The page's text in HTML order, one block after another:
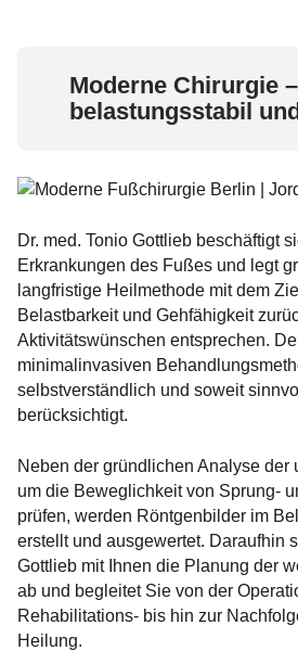
Moderne Chirurgie –
belastungsstabil
Dr. med. Tonio Gottlieb beschäftigt
Erkrankungen des Fußes und legt
langfristige Heilmethode mit dem
Belastbarkeit und Gehfähigkeit
Aktivitätswünschen entsprechen.
minimalinvasiven
selbstverständlich und soweit
berücksichtigt.
Neben der gründlichen Analyse der
um die Beweglichkeit von Sprung-
prüfen, werden Röntgenbilder im
erstellt und ausgewertet. Daraufhin
Gottlieb mit Ihnen die Planung der
ab und begleitet Sie von der
Rehabilitations- bis hin zur
Heilung.